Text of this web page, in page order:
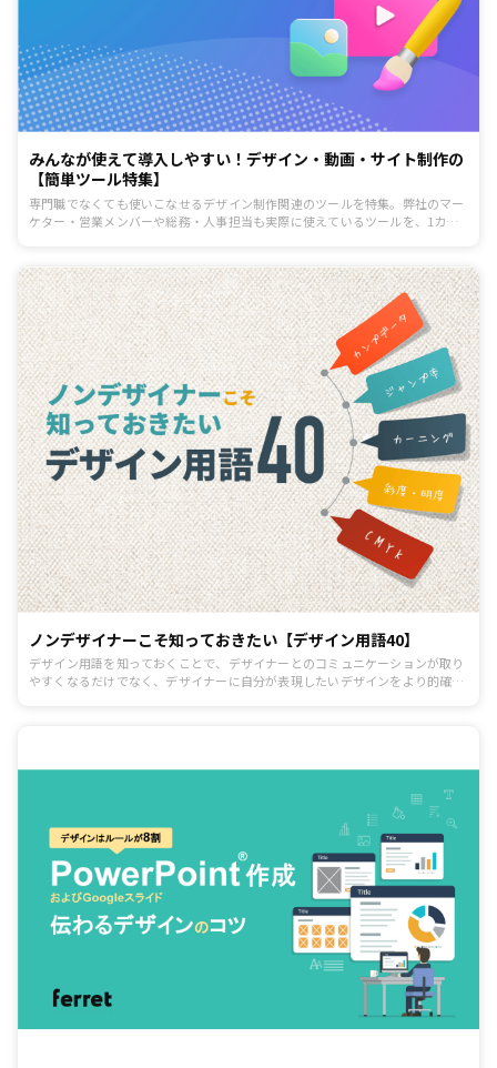
みんなが使えて導入しやすい！デザイン・動画・サイト制作の
【簡単ツール特集】
専門職でなくても使いこなせるデザイン制作関連のツールを特集。弊社のマー
ケター・営業メンバーや総務・人事担当も実際に使えているツールを、1カテ
ノンデザイナーこそ知っておきたい【デザイン用語40】
デザイン用語を知っておくことで、デザイナーとのコミュニケーションが取り
やすくなるだけでなく、デザイナーに自分が表現したいデザインをより的確に